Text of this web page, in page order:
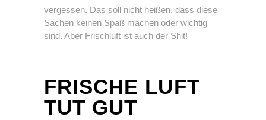
vergessen. Das soll nicht heißen, dass diese
Sachen keinen Spaß machen oder wichtig
sind. Aber Frischluft ist auch der Shit!
FRISCHE LUFT
TUT GUT